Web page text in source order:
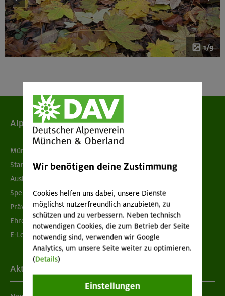
1/9
Alpenverein
München & Oberland
Standorte
Ausbildung & Jobs
Spenden
Prävention sexualisierter Gewalt
Ehrenamtsbörse
E-Learning
Aktuelles
Wir benötigen deine Zustimmung
Cookies helfen uns dabei, unsere Dienste
möglichst nutzerfreundlich anzubieten, zu
schützen und zu verbessern. Neben technisch
notwendigen Cookies, die zum Betrieb der Seite
notwendig sind, verwenden wir Google
Analytics, um unsere Seite weiter zu optimieren.
(Details)
Einstellungen